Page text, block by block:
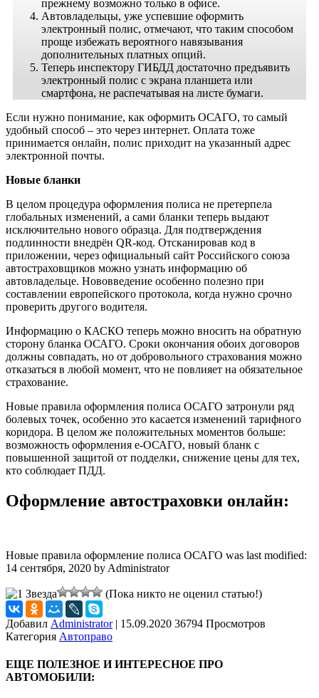
прежнему возможно только в офисе.
Автовладельцы, уже успевшие оформить
электронный полис, отмечают, что таким способом
проще избежать вероятного навязывания
дополнительных платных опций.
Теперь инспектору ГИБДД достаточно предъявить
электронный полис с экрана планшета или
смартфона, не распечатывая на листе бумаги.
Если нужно понимание, как оформить ОСАГО, то самый
удобный способ – это через интернет. Оплата тоже
принимается онлайн, полис приходит на указанный адрес
электронной почты.
Новые бланки
В целом процедура оформления полиса не претерпела
глобальных изменений, а сами бланки теперь выдают
исключительно нового образца. Для подтверждения
подлинности внедрён QR-код. Отсканировав код в
приложении, через официальный сайт Российского союза
автостраховщиков можно узнать информацию об
автовладельце. Нововведение особенно полезно при
составлении европейского протокола, когда нужно срочно
проверить другого водителя.
Информацию о КАСКО теперь можно вносить на обратную
сторону бланка ОСАГО. Сроки окончания обоих договоров
должны совпадать, но от добровольного страхования можно
отказаться в любой момент, что не повлияет на обязательное
страхование.
Новые правила оформления полиса ОСАГО затронули ряд
болевых точек, особенно это касается изменений тарифного
коридора. В целом же положительных моментов больше:
возможность оформления е-ОСАГО, новый бланк с
повышенной защитой от подделки, снижение цены для тех,
кто соблюдает ПДД.
Оформление автостраховки онлайн:
Новые правила оформление полиса ОСАГО was last modified:
14 сентября, 2020 by Administrator
(Пока никто не оценил статью!)
Добавил Administrator | 15.09.2020 36794 Просмотров
Категория Автоправо
ЕЩЕ ПОЛЕЗНОЕ И ИНТЕРЕСНОЕ ПРО
АВТОМОБИЛИ: